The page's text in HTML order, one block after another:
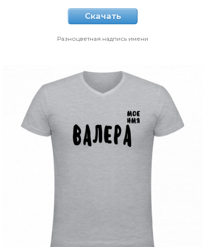
Скачать
Разноцветная надпись имени